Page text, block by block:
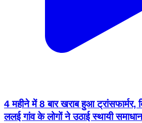
4 महीने में 8 बार खराब हुआ
ललई गांव के लोगों ने उठाई स्थायी